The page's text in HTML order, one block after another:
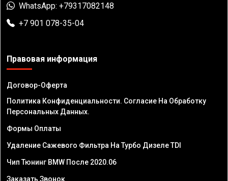
WhatsApp: +79317082148
+7 901 078-35-04
Правовая информация
Договор-Оферта
Политика Конфиденциальности. Согласие На Обработку
Персональных Данных.
Формы Оплаты
Удаление Сажевого Фильтра На Турбо Дизеле TDI
Чип Тюнинг BMW После 2020.06
Заказать Звонок